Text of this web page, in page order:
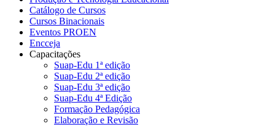
Catálogo de Cursos
Cursos Binacionais
Eventos PROEN
Encceja
Capacitações
Suap-Edu 1ª edição
Suap-Edu 2ª edição
Suap-Edu 3ª edição
Suap-Edu 4ª Edição
Formação Pedagógica
Elaboração e Revisão